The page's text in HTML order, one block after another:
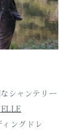
シャンテリー
ィングドレ